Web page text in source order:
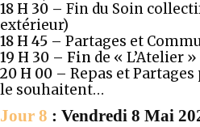
18 H 30 – Fin du Soin
extérieur)
18 H 45 – Partages et
19 H 30 – Fin de « L’Atelier
20 H 00 – Repas et
le souhaitent…
Jour 8 : Vendredi 8 Mai